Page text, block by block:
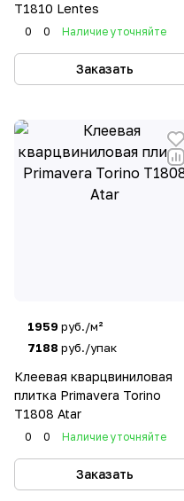
T1810 Lentes
0 0 Наличие уточняйте
Заказать
1959 руб./м²
7188 руб./упак
Клеевая кварцвиниловая
плитка Primavera Torino
T1808 Atar
0 0 Наличие уточняйте
Заказать